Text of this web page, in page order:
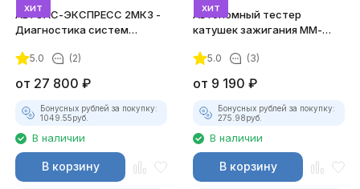
хит
АВТОАС-ЭКСПРЕСС 2МК3 -
Диагностика систем
5.0 (2)
от 27 800 ₽
Бонусных рублей за покупку:
1049.55руб.
В наличии
В корзину
хит
Автономный тестер
катушек зажигания ММ-
комплект)
5.0 (3)
от 9 190 ₽
Бонусных рублей за покупку:
275.98руб.
В наличии
В корзину